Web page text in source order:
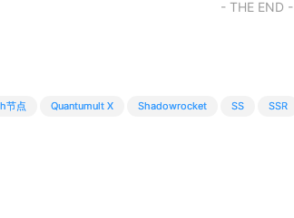
- THE END -
节点 Quantumult X Shadowrocket SS SSR